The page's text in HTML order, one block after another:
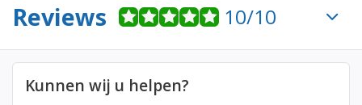
Reviews 10/10
Kunnen wij u helpen?